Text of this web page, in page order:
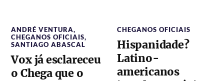
ANDRÉ VENTURA,
CHEGANOS OFICIAIS,
SANTIAGO ABASCAL
Vox já esclareceu
o Chega que o
CHEGANOS OFICIAIS
Hispanidade?
Latino-
americanos